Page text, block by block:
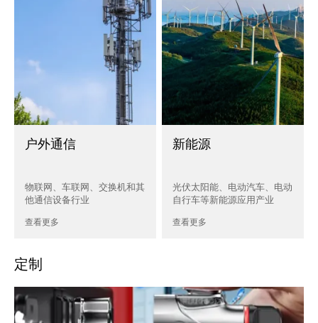
户外通信
物联网、车联网、交换机和其
他通信设备行业
查看更多
新能源
光伏太阳能、电动汽车、电动
自行车等新能源应用产业
查看更多
定制